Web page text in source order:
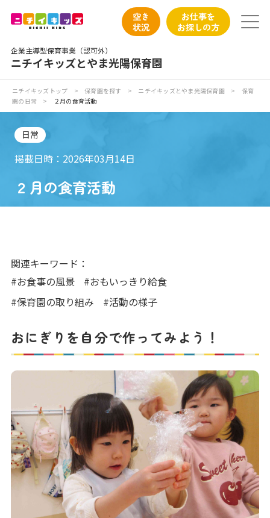
企業主導型保育事業（認可外）
ニチイキッズとやま光陽保育園
空き
状況
お仕事を
お探しの方
ニチイが大切にしていること
お食事
入園の概要
写真販売サービス
各種書類
お仕事をお探しの方
よくあるご質問
保育園に関するお問い合わせ
プライバシーポリシー サイトのご利用について
サイトマップ ニチイ学館オフィシャルサイト
ニチイキッズトップ > 保育園を探す > ニチイキッズとやま光陽保育園 >
保育
園の日常
> ２月の食育活動
日常
掲載日時：2026年03月14日
２月の食育活動
関連キーワード：
#お食事の風景
#おもいっきり給食
#保育園の取り組み
#活動の様子
おにぎりを自分で作ってみよう！